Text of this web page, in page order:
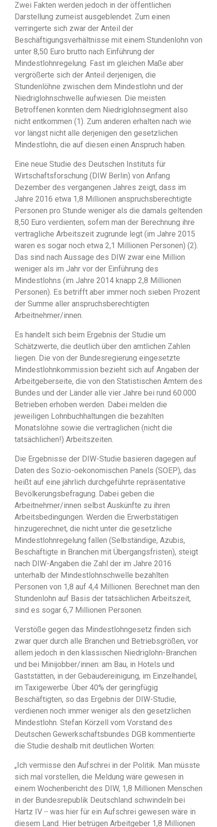
Zwei Fakten werden jedoch in der öffentlichen
Darstellung zumeist ausgeblendet. Zum einen
verringerte sich zwar der Anteil der
Beschäftigungsverhältnisse mit einem Stundenlohn von
unter 8,50 Euro brutto nach Einführung der
Mindestlohnregelung. Fast im gleichen Maße aber
vergrößerte sich der Anteil derjenigen, die
Stundenlöhne zwischen dem Mindestlohn und der
Niedriglohnschwelle aufwiesen. Die meisten
Betroffenen konnten dem Niedriglohnsegment also
nicht entkommen (1). Zum anderen erhalten nach wie
vor längst nicht alle derjenigen den gesetzlichen
Mindestlohn, die auf diesen einen Anspruch haben.
Eine neue Studie des Deutschen Instituts für
Wirtschaftsforschung (DIW Berlin) von Anfang
Dezember des vergangenen Jahres zeigt, dass im
Jahre 2016 etwa 1,8 Millionen anspruchsberechtigte
Personen pro Stunde weniger als die damals geltenden
8,50 Euro verdienten, sofern man der Berechnung ihre
vertragliche Arbeitszeit zugrunde legt (im Jahre 2015
waren es sogar noch etwa 2,1 Millionen Personen) (2).
Das sind nach Aussage des DIW zwar eine Million
weniger als im Jahr vor der Einführung des
Mindestlohns (im Jahre 2014 knapp 2,8 Millionen
Personen). Es betrifft aber immer noch sieben Prozent
der Summe aller anspruchsberechtigten
Arbeitnehmer/innen.
Es handelt sich beim Ergebnis der Studie um
Schätzwerte, die deutlich über den amtlichen Zahlen
liegen. Die von der Bundesregierung eingesetzte
Mindestlohnkommission bezieht sich auf Angaben der
Arbeitgeberseite, die von den Statistischen Ämtern des
Bundes und der Länder alle vier Jahre bei rund 60.000
Betrieben erhoben werden. Dabei melden die
jeweiligen Lohnbuchhaltungen die bezahlten
Monatslöhne sowie die vertraglichen (nicht die
tatsächlichen!) Arbeitszeiten.
Die Ergebnisse der DIW-Studie basieren dagegen auf
Daten des Sozio-oekonomischen Panels (SOEP), das
heißt auf eine jährlich durchgeführte repräsentative
Bevölkerungsbefragung. Dabei geben die
Arbeitnehmer/innen selbst Auskünfte zu ihren
Arbeitsbedingungen. Werden die Erwerbstätigen
hinzugerechnet, die nicht unter die gesetzliche
Mindestlohnregelung fallen (Selbständige, Azubis,
Beschäftigte in Branchen mit Übergangsfristen), steigt
nach DIW-Angaben die Zahl der im Jahre 2016
unterhalb der Mindestlohnschwelle bezahlten
Personen von 1,8 auf 4,4 Millionen. Berechnet man den
Stundenlohn auf Basis der tatsächlichen Arbeitszeit,
sind es sogar 6,7 Millionen Personen.
Verstöße gegen das Mindestlohngesetz finden sich
zwar quer durch alle Branchen und Betriebsgrößen, vor
allem jedoch in den klassischen Niedriglohn-Branchen
und bei Minijobber/innen: am Bau, in Hotels und
Gaststätten, in der Gebäudereinigung, im Einzelhandel,
im Taxigewerbe. Über 40% der geringfügig
Beschäftigten, so das Ergebnis der DIW-Studie,
verdienen noch immer weniger als den gesetzlichen
Mindestlohn. Stefan Körzell vom Vorstand des
Deutschen Gewerkschaftsbundes DGB kommentierte
die Studie deshalb mit deutlichen Worten:
„Ich vermisse den Aufschrei in der Politik. Man müsste
sich mal vorstellen, die Meldung wäre gewesen in
einem Wochenbericht des DIW, 1,8 Millionen Menschen
in der Bundesrepublik Deutschland schwindeln bei
Hartz IV ̶ was hier für ein Aufschrei gewesen wäre in
diesem Land. Hier betrügen Arbeitgeber 1,8 Millionen